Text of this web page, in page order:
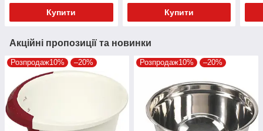
Купити Купити
Акційні пропозиції та новинки
Розпродаж10% –20% Розпродаж10% –20%